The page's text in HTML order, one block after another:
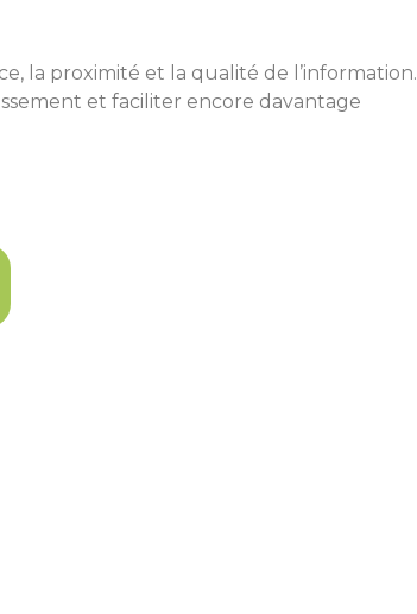
la proximité et la qualité de l’information.
et faciliter encore davantage